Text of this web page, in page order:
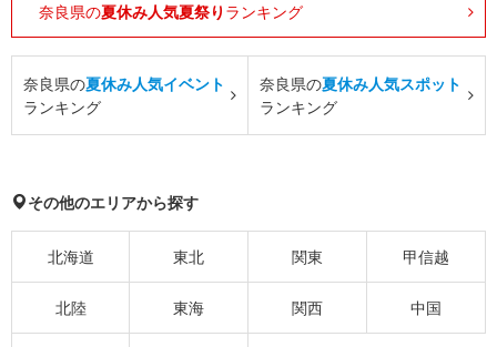
奈良県の夏休み人気夏祭り ランキング
奈良県の夏休み人気イベント
ランキング
奈良県の夏休み人気スポット
ランキング
その他のエリアから探す
北海道 東北 関東 甲信越
北陸 東海 関西 中国